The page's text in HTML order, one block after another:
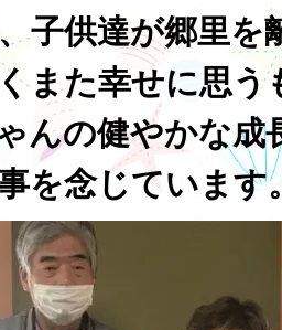
子供達が郷里を
また幸せに思う
んの健やかな成
を念じています